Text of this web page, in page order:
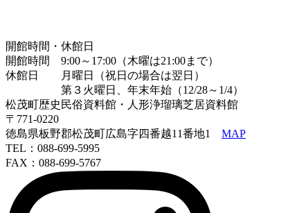
開館時間・休館日
開館時間 9:00～17:00（木曜は21:00まで）
休館日 月曜日（祝日の場合は翌日）
第３火曜日、年末年始（12/28～1/4）
松茂町歴史民俗資料館・人形浄瑠璃芝居資料館
〒771-0220
徳島県板野郡松茂町広島字四番越11番地1 MAP
TEL：088-699-5995
FAX：088-699-5767